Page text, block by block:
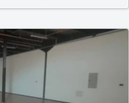
سنويا السعر قابل للتفاوض